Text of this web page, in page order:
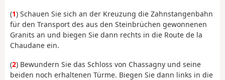
(1) Schauen Sie sich an der Kreuzung die Zahnstangenbahn
für den Transport des aus den Steinbrüchen gewonnenen
Granits an und biegen Sie dann rechts in die Route de la
Chaudane ein.
(2) Bewundern Sie das Schloss von Chassagny und seine
beiden noch erhaltenen Türme. Biegen Sie dann links in die